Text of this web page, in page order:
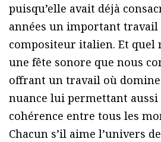
puisqu’elle avait déjà
années un important
compositeur italien. Et quel
une fête sonore que nous
offrant un travail où domine
nuance lui permettant aussi
cohérence entre tous les
Chacun s’il aime l’univers